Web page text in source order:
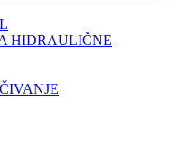
HIDRAULIČNE